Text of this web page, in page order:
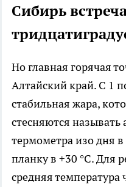
Сибирь
Но главная горячая
Алтайский край. С 1
стабильная жара,
стесняются
термометра изо дня
планку в +30 °C. Для
средняя температура